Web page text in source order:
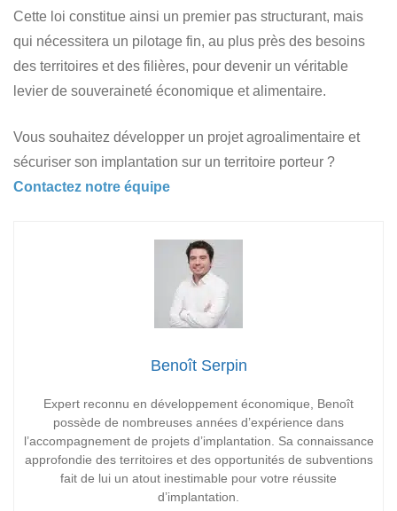
Cette loi constitue ainsi un premier pas structurant, mais
qui nécessitera un pilotage fin, au plus près des besoins
des territoires et des filières, pour devenir un véritable
levier de souveraineté économique et alimentaire.
Vous souhaitez développer un projet agroalimentaire et
sécuriser son implantation sur un territoire porteur ?
Contactez notre équipe
Benoît Serpin
Expert reconnu en développement économique, Benoît
possède de nombreuses années d’expérience dans
l’accompagnement de projets d’implantation. Sa connaissance
approfondie des territoires et des opportunités de subventions
fait de lui un atout inestimable pour votre réussite
d’implantation.